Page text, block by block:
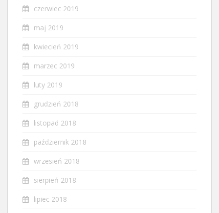
czerwiec 2019
maj 2019
kwiecień 2019
marzec 2019
luty 2019
grudzień 2018
listopad 2018
październik 2018
wrzesień 2018
sierpień 2018
lipiec 2018